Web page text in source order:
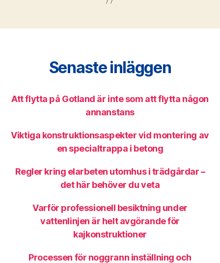
Senaste inläggen
Att flytta på Gotland är inte som att flytta någon
annanstans
Viktiga konstruktionsaspekter vid montering av
en specialtrappa i betong
Regler kring elarbeten utomhus i trädgårdar –
det här behöver du veta
Varför professionell besiktning under
vattenlinjen är helt avgörande för
kajkonstruktioner
Processen för noggrann inställning och